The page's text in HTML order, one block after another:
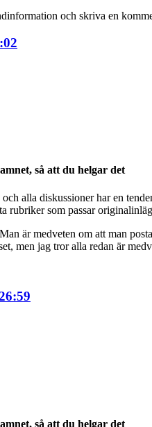
och skriva en
så att du helgar det
alla diskussioner har en
som passar
är medveten om att man
men jag tror alla redan är
så att du helgar det